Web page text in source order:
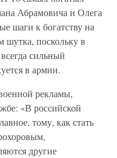
Абрамовича и Олега
шаги к богатству на
шутка, поскольку в
сильный
в армии.
рекламы,
«В российской
тому, как стать
другие